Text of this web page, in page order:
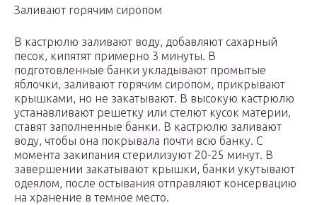
Заливают горячим сиропом
В кастрюлю заливают воду, добавляют сахарный
песок, кипятят примерно 3 минуты. В
подготовленные банки укладывают промытые
яблочки, заливают горячим сиропом, прикрывают
крышками, но не закатывают. В высокую кастрюлю
устанавливают решетку или стелют кусок материи,
ставят заполненные банки. В кастрюлю заливают
воду, чтобы она покрывала почти всю банку. С
момента закипания стерилизуют 20-25 минут. В
завершении закатывают крышки, банки укутывают
одеялом, после остывания отправляют консервацию
на хранение в темное место.